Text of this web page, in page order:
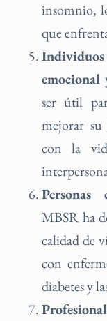
insomnio,
que
emocional
ser útil
mejorar su
con la
Personas
MBSR ha
calidad de
con
diabetes y